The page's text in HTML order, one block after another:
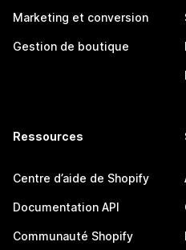
Marketing et conversion
Gestion de boutique
Ressources
Centre d’aide de Shopify
Documentation API
Communauté Shopify